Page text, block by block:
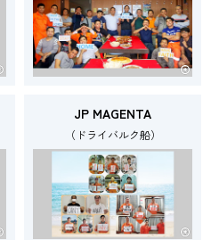
JP MAGENTA
（ドライバルク船）